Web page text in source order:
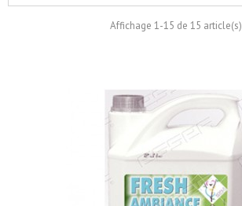
Affichage 1-15 de 15 article(s)